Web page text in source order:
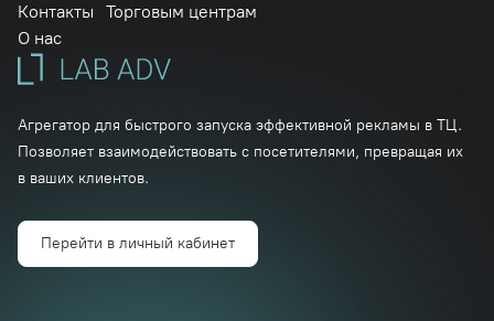
Агрегатор для быстрого запуска эффективной рекламы в ТЦ.
Позволяет взаимодействовать с посетителями, превращая их
в ваших клиентов.
Перейти в личный кабинет
Контакты
О нас
Торговым центрам